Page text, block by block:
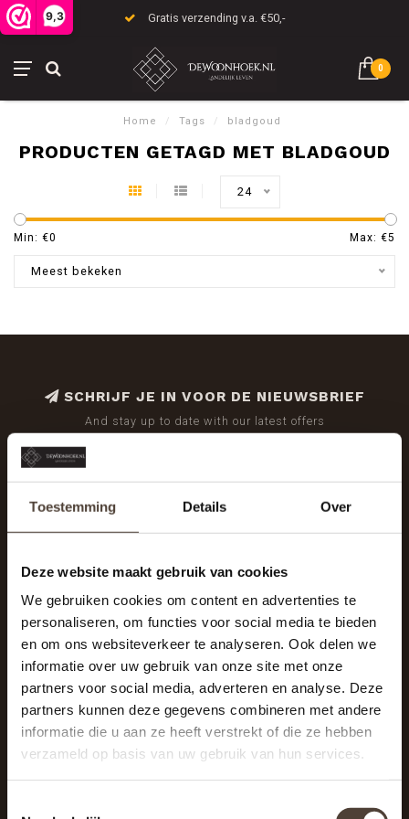
Toestemming Details Over
Deze website maakt gebruik van cookies
We gebruiken cookies om content en advertenties te
personaliseren, om functies voor social media te bieden
en om ons websiteverkeer te analyseren. Ook delen we
informatie over uw gebruik van onze site met onze
partners voor social media, adverteren en analyse. Deze
partners kunnen deze gegevens combineren met andere
informatie die u aan ze heeft verstrekt of die ze hebben
verzameld op basis van uw gebruik van hun services.
9,3 Gratis verzending v.a. €50,-
0
Home / Tags / bladgoud
PRODUCTEN GETAGD MET BLADGOUD
24
Min: €0 Max: €5
Meest bekeken
SCHRIJF JE IN VOOR DE NIEUWSBRIEF
And stay up to date with our latest offers
De Woonhoek - Landelijk leven